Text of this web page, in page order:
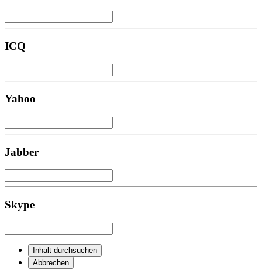
ICQ
Yahoo
Jabber
Skype
Inhalt durchsuchen
Abbrechen